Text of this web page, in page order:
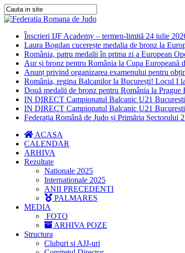
Înscrieri IJF Academy – termen-limită 24 iulie
Laura Bogdan cucerește medalia de bronz la
România, patru medalii în prima zi a European
Aur și bronz pentru România la Cupa Europeană
Anunț privind organizarea examenului pentru
România, regina Balcanilor la București! Locul I
Două medalii de bronz pentru România la Prague
IN DIRECT Campionatul Balcanic U21
IN DIRECT Campionatul Balcanic U21
Federația Română de Judo și Primăria Sectorului
ACASA
CALENDAR
ARHIVA
Rezultate
Nationale 2025
Internationale 2025
ANII PRECEDENTI
PALMARES
MEDIA
FOTO
ARHIVA POZE
Structura
Cluburi si AJJ-uri